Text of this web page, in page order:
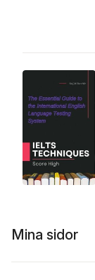
Mina sidor